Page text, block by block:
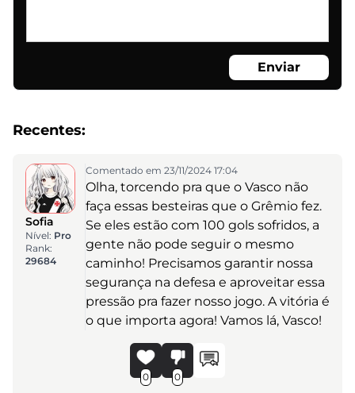
Enviar
Recentes:
Sofia
Nível: Pro
Rank:
29684
Comentado em 23/11/2024 17:04
Olha, torcendo pra que o Vasco não
faça essas besteiras que o Grêmio fez.
Se eles estão com 100 gols sofridos, a
gente não pode seguir o mesmo
caminho! Precisamos garantir nossa
segurança na defesa e aproveitar essa
pressão pra fazer nosso jogo. A vitória é
o que importa agora! Vamos lá, Vasco!
0 0